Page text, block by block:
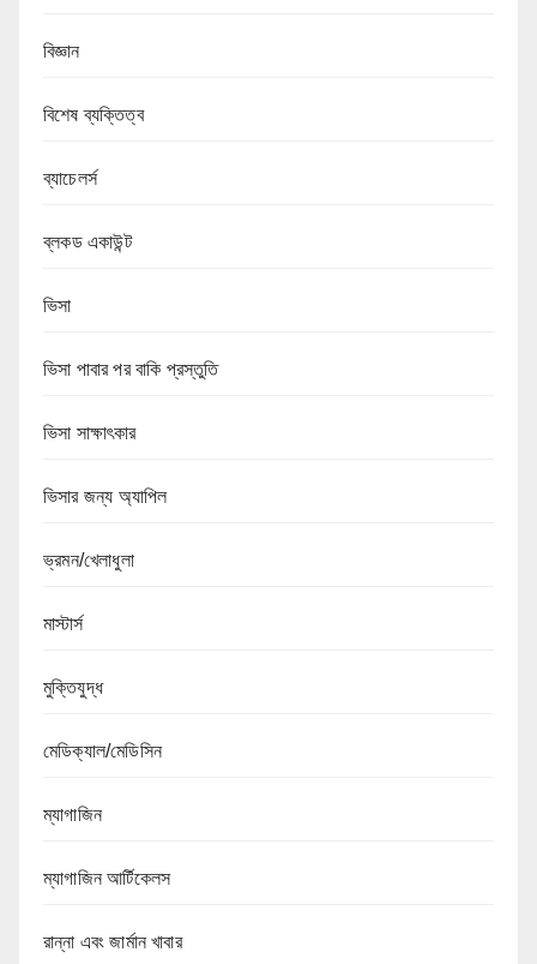
বিজ্ঞান
বিশেষ ব্যক্তিত্ব
ব্যাচেলর্স
ব্লকড একাউন্ট
ভিসা
ভিসা পাবার পর বাকি প্রস্তুতি
ভিসা সাক্ষাৎকার
ভিসার জন্য অ্যাপিল
ভ্রমন/খেলাধুলা
মাস্টার্স
মুক্তিযুদ্ধ
মেডিক্যাল/মেডিসিন
ম্যাগাজিন
ম্যাগাজিন আর্টিকেলস
রান্না এবং জার্মান খাবার